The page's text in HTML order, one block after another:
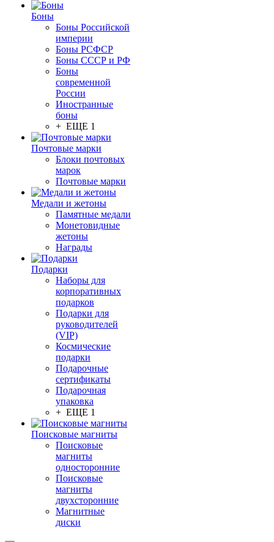
Боны
Боны Российской
империи
Боны РСФСР
Боны СССР и РФ
Боны
современной
России
Иностранные
боны
+ ЕЩЕ 1
Почтовые марки
Блоки почтовых
марок
Почтовые марки
Медали и жетоны
Памятные медали
Монетовидные
жетоны
Награды
Подарки
Наборы для
корпоративных
подарков
Подарки для
руководителей
(VIP)
Космические
подарки
Подарочные
сертификаты
Подарочная
упаковка
+ ЕЩЕ 1
Поисковые магниты
Поисковые
магниты
односторонние
Поисковые
магниты
двухсторонние
Магнитные
диски